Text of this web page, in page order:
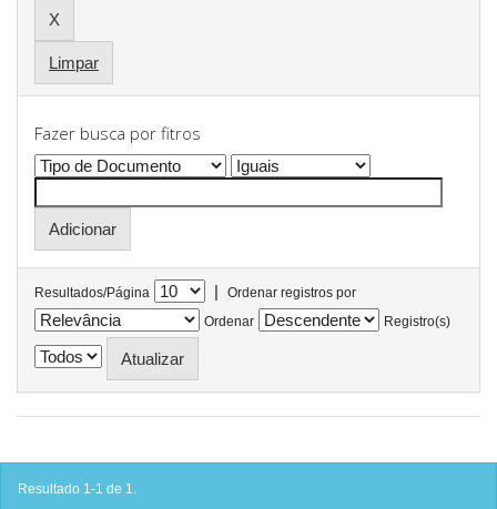
Limpar
Fazer busca por fitros
Resultados/Página |
Ordenar registros por
Ordenar
Registro(s)
Resultado 1-1 de 1.